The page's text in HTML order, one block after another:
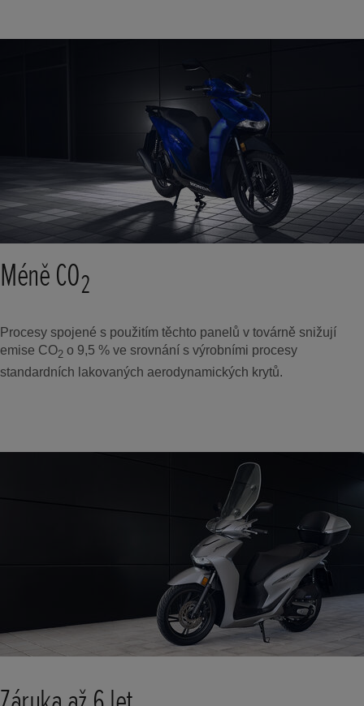
Méně CO2
Procesy spojené s použitím těchto panelů v továrně snižují
emise CO2 o 9,5 % ve srovnání s výrobními procesy
standardních lakovaných aerodynamických krytů.